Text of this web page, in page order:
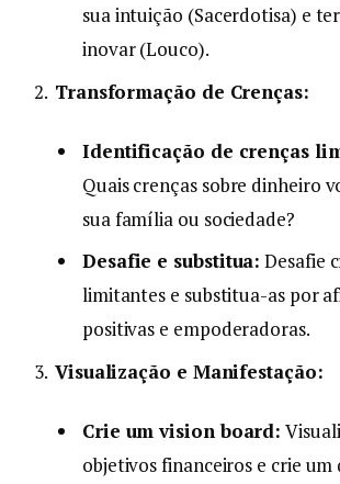
sua intuição (Sacerdotisa) e
inovar (Louco).
Transformação de Crenças:
Identificação de crenças
Quais crenças sobre dinheiro
sua família ou sociedade?
Desafie e substitua: Desafie
limitantes e substitua-as por
positivas e empoderadoras.
Visualização e Manifestação:
Crie um vision board:
objetivos financeiros e crie um